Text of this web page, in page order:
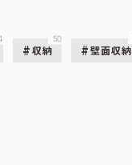
収納
50
壁面収納